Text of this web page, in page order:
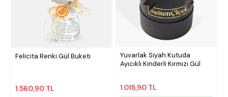
Felicita Renki Gül Buketi
1.560,90 TL
Yuvarlak Siyah Kutuda
Ayıcıklı Kinderli Kırmızı Gül
1.015,90 TL